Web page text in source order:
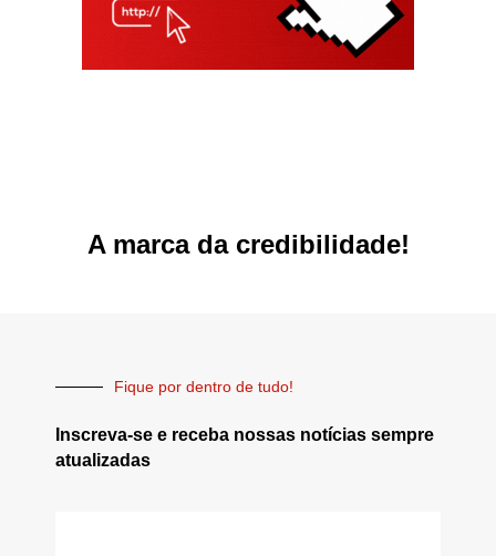
A marca da credibilidade!
Fique por dentro de tudo!
Inscreva-se e receba nossas notícias sempre
atualizadas